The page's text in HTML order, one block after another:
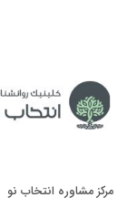
مرکز مشاوره انتخاب نو